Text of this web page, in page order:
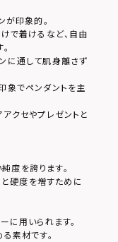
が印象的。
で着けるなど、自由
に通して肌身離さず
象でペンダントを主
クセやプレゼントと
度を誇ります。
硬度を増すために
に用いられます。
素材です。